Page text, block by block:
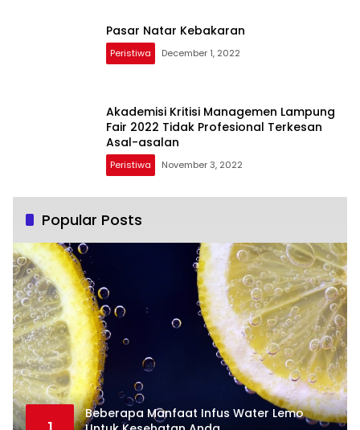
Pasar Natar Kebakaran
Peristiwa December 1, 2022
Akademisi Kritisi Managemen Lampung
Fair 2022 Tidak Profesional Terkesan
Asal-asalan
Peristiwa November 3, 2022
Popular Posts
Beberapa Manfaat Infus Water Lemo